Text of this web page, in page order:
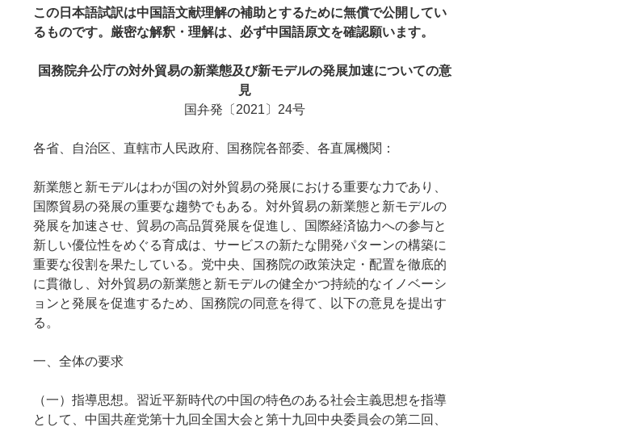
この日本語試訳は中国語文献理解の補助とするために無償で公開してい
るものです。厳密な解釈・理解は、必ず中国語原文を確認願います。
国務院弁公庁の対外貿易の新業態及び新モデルの発展加速についての意
見
国弁発〔2021〕24号
各省、自治区、直轄市人民政府、国務院各部委、各直属機関：
新業態と新モデルはわが国の対外貿易の発展における重要な力であり、
国際貿易の発展の重要な趨勢でもある。対外貿易の新業態と新モデルの
発展を加速させ、貿易の高品質発展を促進し、国際経済協力への参与と
新しい優位性をめぐる育成は、サービスの新たな開発パターンの構築に
重要な役割を果たしている。党中央、国務院の政策決定・配置を徹底的
に貫徹し、対外貿易の新業態と新モデルの健全かつ持続的なイノベーシ
ョンと発展を促進するため、国務院の同意を得て、以下の意見を提出す
る。
一、全体の要求
（一）指導思想。習近平新時代の中国の特色のある社会主義思想を指導
として、中国共産党第十九回全国大会と第十九回中央委員会の第二回、